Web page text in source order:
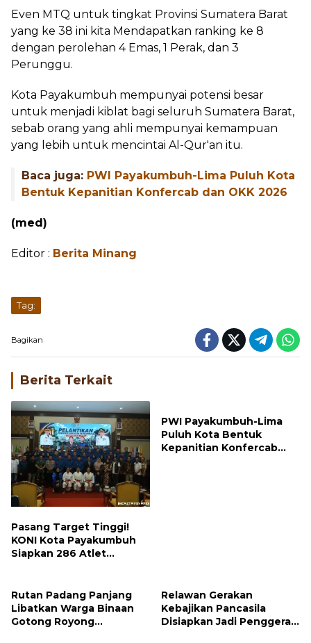
Even MTQ untuk tingkat Provinsi Sumatera Barat
yang ke 38 ini kita Mendapatkan ranking ke 8
dengan perolehan 4 Emas, 1 Perak, dan 3
Perunggu.
Kota Payakumbuh mempunyai potensi besar
untuk menjadi kiblat bagi seluruh Sumatera Barat,
sebab orang yang ahli mempunyai kemampuan
yang lebih untuk mencintai Al-Qur'an itu.
Baca juga: PWI Payakumbuh-Lima Puluh Kota
Bentuk Kepanitian Konfercab dan OKK 2026
(med)
Editor : Berita Minang
Tag:
Bagikan
Berita Terkait
Pasang Target Tinggi!
KONI Kota Payakumbuh
Siapkan 286 Atlet
PWI Payakumbuh-Lima
Puluh Kota Bentuk
Kepanitian Konfercab
Rutan Padang Panjang
Libatkan Warga Binaan
Gotong Royong
Relawan Gerakan
Kebajikan Pancasila
Disiapkan Jadi Penggerak